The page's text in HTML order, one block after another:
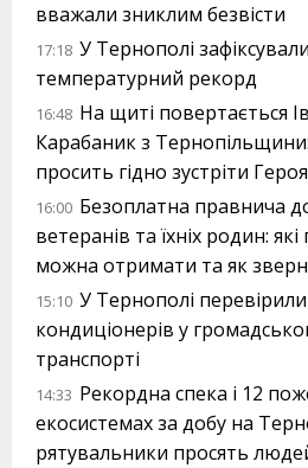
вважали зниклим безвісти
17:18 У Тернополі зафіксували
температурний рекорд
16:48 На щиті повертається
Карабаник з
просить гідно зустріти Героя
16:00 Безоплатна правнича
ветеранів та їхніх родин: які
можна отримати та як
15:10 У Тернополі
кондиціонерів у
транспорті
14:33 Рекордна спека і 12
екосистемах за добу на
рятувальники просять